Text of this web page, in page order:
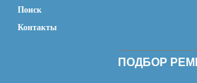
Поиск
Контакты
ПОДБОР